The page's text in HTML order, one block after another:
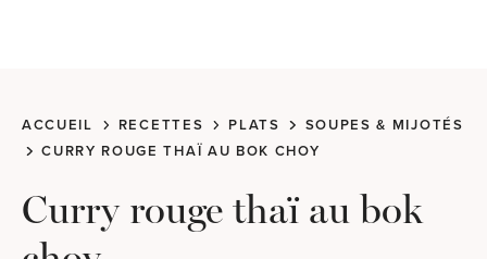
ACCUEIL RECETTES PLATS
SOUPES & MIJOTÉS
CURRY ROUGE THAÏ AU BOK CHOY
Curry rouge thaï au bok